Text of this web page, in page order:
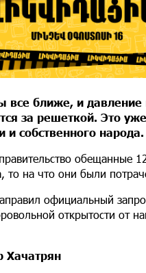
все ближе, и давление
за решеткой. Это
и собственного народа.
обещанные
то на что они были
официальный
открытости от
Хачатрян